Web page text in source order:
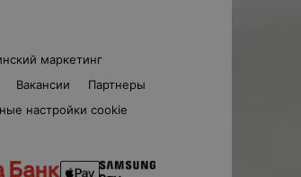
маркетинг
Вакансии
Партнеры
настройки cookie